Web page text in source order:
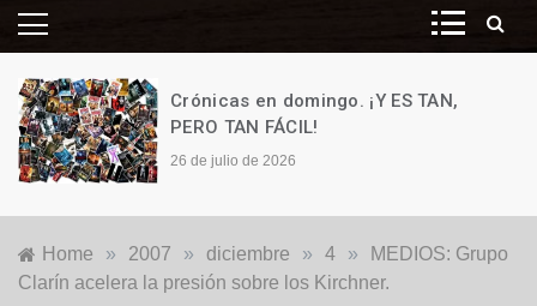
Crónicas en domingo. ¡Y ES TAN,
PERO TAN FÁCIL!
26 de julio de 2026
Home » 2007 » diciembre » 4 »
MEDIOS: Grupo
Clarín acelera la presión sobre los Kirchner.